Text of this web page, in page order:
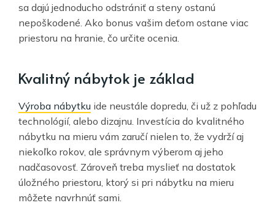
sa dajú jednoducho odstrániť a steny ostanú
nepoškodené. Ako bonus vašim deťom ostane viac
priestoru na hranie, čo určite ocenia.
Kvalitný nábytok je základ
Výroba nábytku ide neustále dopredu, či už z pohľadu
technológií, alebo dizajnu. Investícia do kvalitného
nábytku na mieru vám zaručí nielen to, že vydrží aj
niekoľko rokov, ale správnym výberom aj jeho
nadčasovosť. Zároveň treba myslieť na dostatok
úložného priestoru, ktorý si pri nábytku na mieru
môžete navrhnúť sami.